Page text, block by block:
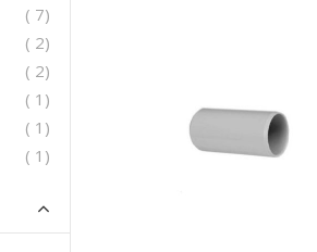
7termék
2termék
2termék
1 termék
1 termék
1 termék